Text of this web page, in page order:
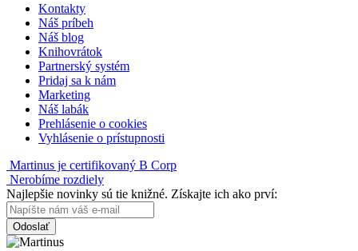
Kontakty
Náš príbeh
Náš blog
Knihovrátok
Partnerský systém
Pridaj sa k nám
Marketing
Náš labák
Prehlásenie o cookies
Vyhlásenie o prístupnosti
Martinus je certifikovaný B Corp
Nerobíme rozdiely
Najlepšie novinky sú tie knižné. Získajte ich ako prví:
Odoslať